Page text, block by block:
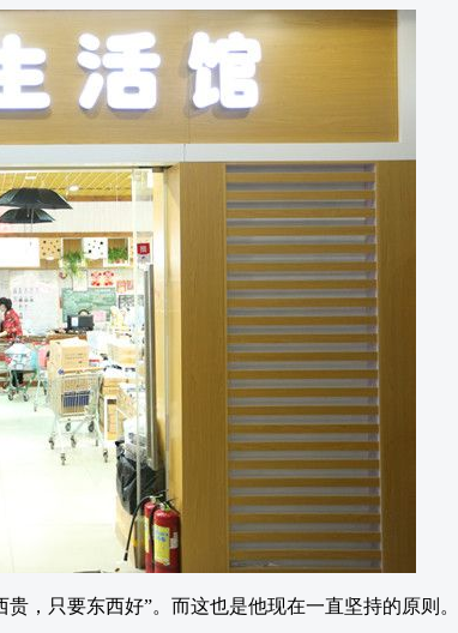
，只要东西好”。而这也是他现在一直坚持的原则。